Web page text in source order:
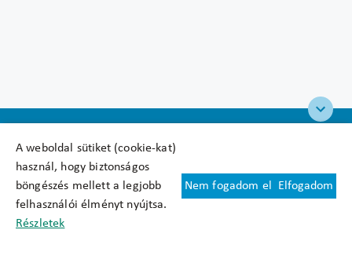
A weboldal sütiket (cookie-kat)
használ, hogy biztonságos
böngészés mellett a legjobb
felhasználói élményt nyújtsa.
Részletek
Nem fogadom el Elfogadom
Felhasználási feltételek